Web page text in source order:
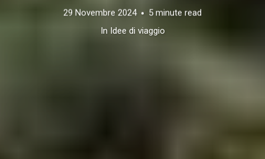
29 Novembre 2024
5 minute read
In Idee di viaggio